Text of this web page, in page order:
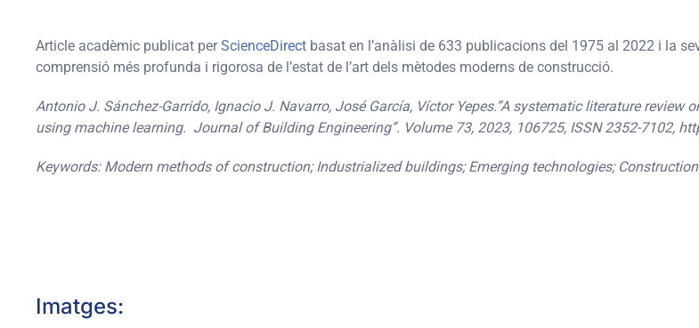
Article acadèmic publicat perScienceDirect basat en l’anàlisi de 633 publicacions del 1975 al 2022 i la
comprensió més profunda i rigorosa de l’estat de l’art dels mètodes moderns de construcció.
Antonio J. Sánchez-Garrido, Ignacio J. Navarro, José García, Víctor Yepes.”A systematic literature
using machine learning. Journal of Building Engineering”. Volume 73, 2023, 106725, ISSN 2352-7102,
Keywords: Modern methods of construction; Industrialized buildings; Emerging technologies;
Imatges: